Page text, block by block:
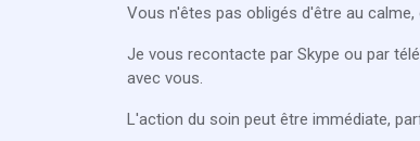
Vous n'êtes pas obligés d'être au
Je vous recontacte par Skype ou par
avec vous.
L'action du soin peut être immédiate,